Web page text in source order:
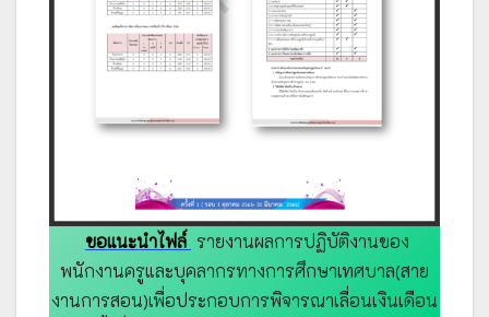
ขอแนะนำไฟล์ รายงานผลการปฏิบัติงานของ
พนักงานครูและบุคลากรทางการศึกษาเทศบาล(สาย
งานการสอน)เพื่อประกอบการพิจารณาเลื่อนเงินเดือน